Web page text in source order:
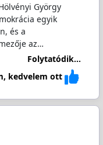
György
egyik
és a
az…
Folytatódik...
kedvelem ott